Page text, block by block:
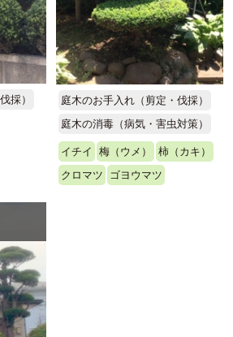
採）
庭木のお手入れ（剪定・伐採）
庭木の消毒（病気・害虫対策）
イチイ 梅（ウメ）
柿（カキ）
クロマツ
ゴヨウマツ